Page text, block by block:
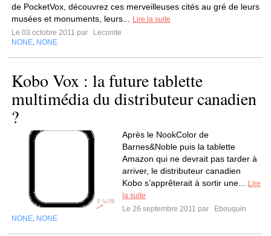
de PocketVox, découvrez ces merveilleuses cités au gré de leurs
musées et monuments, leurs...
Lire la suite
Le 03 octobre 2011 par
Lecomte
NONE NONE
Kobo Vox : la future tablette
multimédia du distributeur canadien
?
Après le NookColor de
Barnes&Noble puis la tablette
Amazon qui ne devrait pas tarder à
arriver, le distributeur canadien
Kobo s’apprêterait à sortir une...
Lire
la suite
Le 26 septembre 2011 par
Ebouquin
NONE NONE